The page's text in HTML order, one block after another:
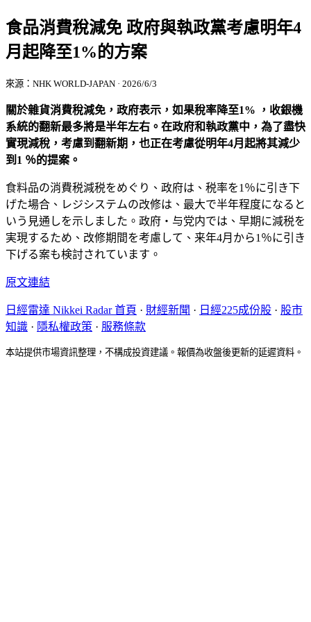
食品消費稅減免 政府與執政黨考慮明年4
月起降至1%的方案
來源：NHK WORLD-JAPAN · 2026/6/3
關於雜貨消費稅減免，政府表示，如果稅率降至1% ，收銀機
系統的翻新最多將是半年左右。在政府和執政黨中，為了盡快
實現減稅，考慮到翻新期，也正在考慮從明年4月起將其減少
到1 ％的提案。
食料品の消費税減税をめぐり、政府は、税率を1％に引き下
げた場合、レジシステムの改修は、最大で半年程度になると
いう見通しを示しました。政府・与党内では、早期に減税を
実現するため、改修期間を考慮して、来年4月から1％に引き
下げる案も検討されています。
原文連結
日經雷達 Nikkei Radar 首頁 · 財經新聞 · 日經225成份股 · 股市
知識 · 隱私權政策 · 服務條款
本站提供市場資訊整理，不構成投資建議。報價為收盤後更新的延遲資料。